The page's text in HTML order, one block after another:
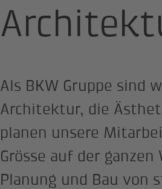
Als BKW Gruppe sind
Architektur, die
planen unsere
Grösse auf der
Planung und Bau von